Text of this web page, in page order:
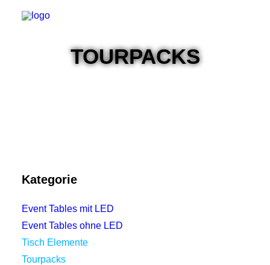
KONTAKT
DOWNLOADS
TOURPACKS
Kategorie
Event Tables mit LED
Event Tables ohne LED
Tisch Elemente
Tourpacks